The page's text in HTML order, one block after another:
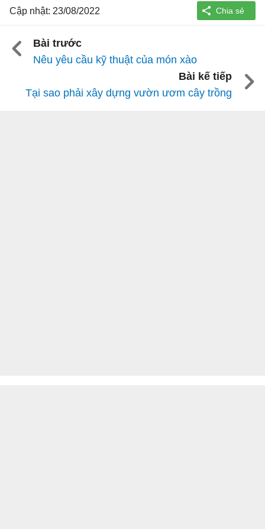
Cập nhật: 23/08/2022
Bài trước
Nêu yêu cầu kỹ thuật của món xào
Bài kế tiếp
Tại sao phải xây dựng vườn ươm cây trồng